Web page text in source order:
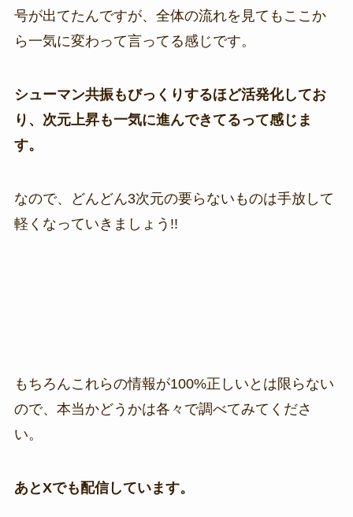
号が出てたんですが、全体の流れを見てもここか
ら一気に変わって言ってる感じです。
シューマン共振もびっくりするほど活発化してお
り、次元上昇も一気に進んできてるって感じま
す。
なので、どんどん3次元の要らないものは手放して
軽くなっていきましょう!!
もちろんこれらの情報が100%正しいとは限らない
ので、本当かどうかは各々で調べてみてくださ
い。
あとXでも配信しています。